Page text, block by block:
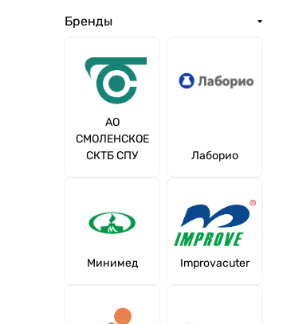
Бренды
АО
СМОЛЕНСКОЕ
СКТБ СПУ
Лаборио
Минимед Improvacuter